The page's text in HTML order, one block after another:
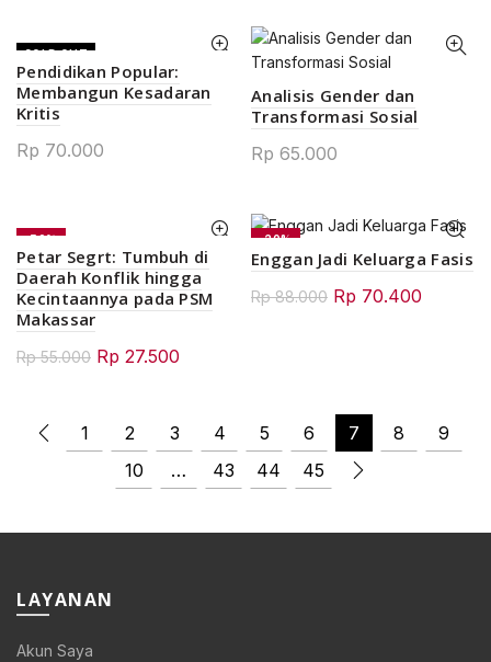
Rp 75.000.
Rp
SOLD OUT
Pendidikan Popular:
Membangun Kesadaran
Kritis
Rp 70.000
Analisis Gender dan
Transformasi Sosial
Rp 65.000
-50%
SOLD OUT
Petar Segrt: Tumbuh di
Daerah Konflik hingga
Kecintaannya pada PSM
Makassar
Rp55.000 Original
Rp 55.000.
Rp 27.500
Rp 27.500.
-20%
Enggan Jadi Keluarga Fasis
Rp88.000 Original
Rp 70.400
1 2 3 4 5 6 7 8
9
10
… 43 44 45
LAYANAN
Akun Saya